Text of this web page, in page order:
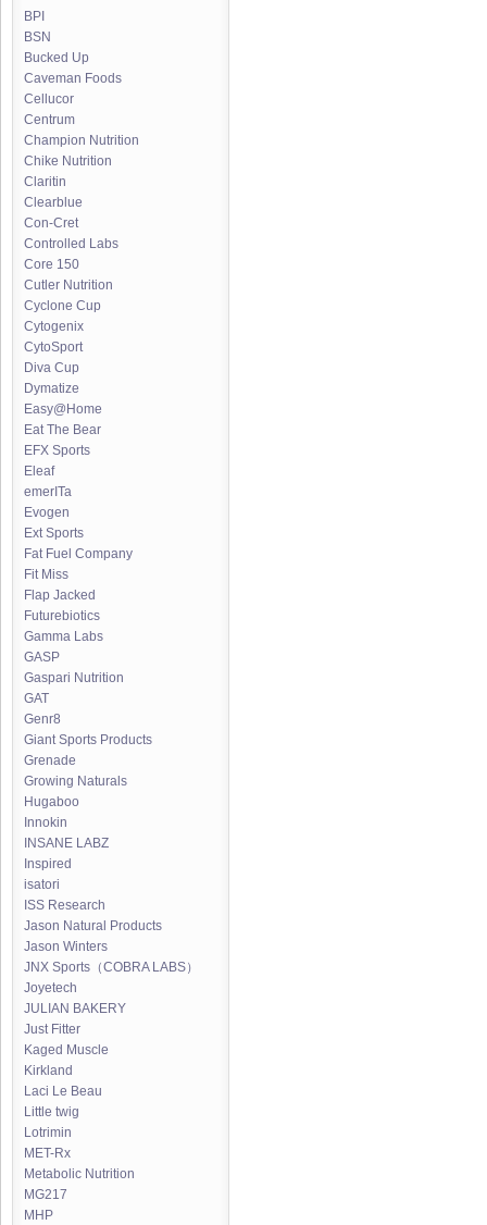
BPI
BSN
Bucked Up
Caveman Foods
Cellucor
Centrum
Champion Nutrition
Chike Nutrition
Claritin
Clearblue
Con-Cret
Controlled Labs
Core 150
Cutler Nutrition
Cyclone Cup
Cytogenix
CytoSport
Diva Cup
Dymatize
Easy@Home
Eat The Bear
EFX Sports
Eleaf
emerITa
Evogen
Ext Sports
Fat Fuel Company
Fit Miss
Flap Jacked
Futurebiotics
Gamma Labs
GASP
Gaspari Nutrition
GAT
Genr8
Giant Sports Products
Grenade
Growing Naturals
Hugaboo
Innokin
INSANE LABZ
Inspired
isatori
ISS Research
Jason Natural Products
Jason Winters
JNX Sports（COBRA LABS）
Joyetech
JULIAN BAKERY
Just Fitter
Kaged Muscle
Kirkland
Laci Le Beau
Little twig
Lotrimin
MET-Rx
Metabolic Nutrition
MG217
MHP